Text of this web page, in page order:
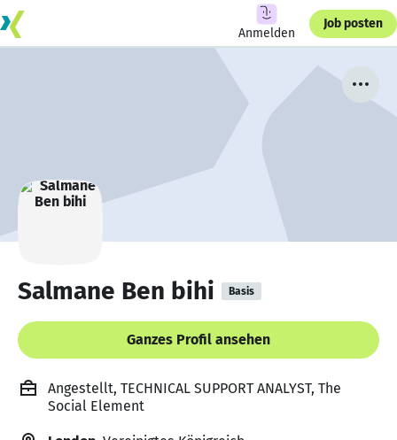
Anmelden
Job posten
Salmane Ben bihi Basis
Ganzes Profil ansehen
Angestellt, TECHNICAL SUPPORT ANALYST, The
Social Element